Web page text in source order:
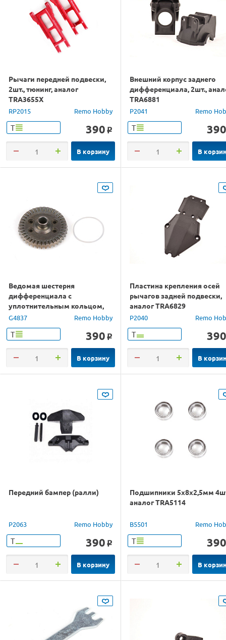
Рычаги передней подвески,
2шт., тюнинг, аналог
TRA3655X
RP2015 Remo Hobby
Т 390 o
В корзину
Внешний корпус заднего
дифференциала, 2шт.,
TRA6881
P2041 Remo
Т 390
В
Ведомая шестерня
дифференциала с
уплотнительным кольцом,
аналог TRA6879, сталь
G4837 Remo Hobby
Т 390 o
В корзину
Пластина крепления осей
рычагов задней подвески,
аналог TRA6829
P2040 Remo
Т 390
В
Передний бампер (ралли)
P2063 Remo Hobby
Т 390 o
В корзину
Подшипники 5x8x2,5мм
аналог TRA5114
B5501 Remo
Т 390
В